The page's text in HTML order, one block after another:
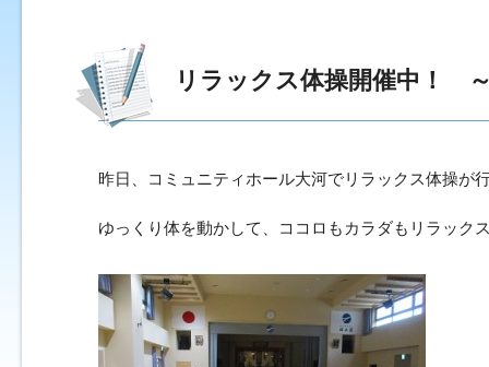
リラックス体操開催中！
昨日、コミュニティホール大河でリラックス体操が
ゆっくり体を動かして、ココロもカラダもリラック